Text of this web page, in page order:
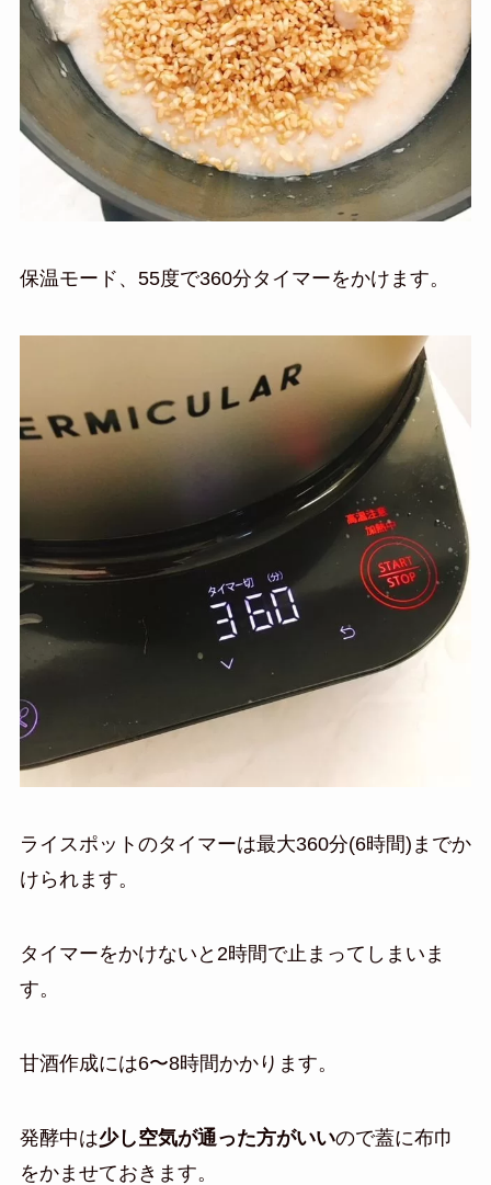
保温モード、55度で360分タイマーをかけます。
ライスポットのタイマーは最大360分(6時間)までか
けられます。
タイマーをかけないと2時間で止まってしまいま
す。
甘酒作成には6〜8時間かかります。
発酵中は少し空気が通った方がいいので蓋に布巾
をかませておきます。